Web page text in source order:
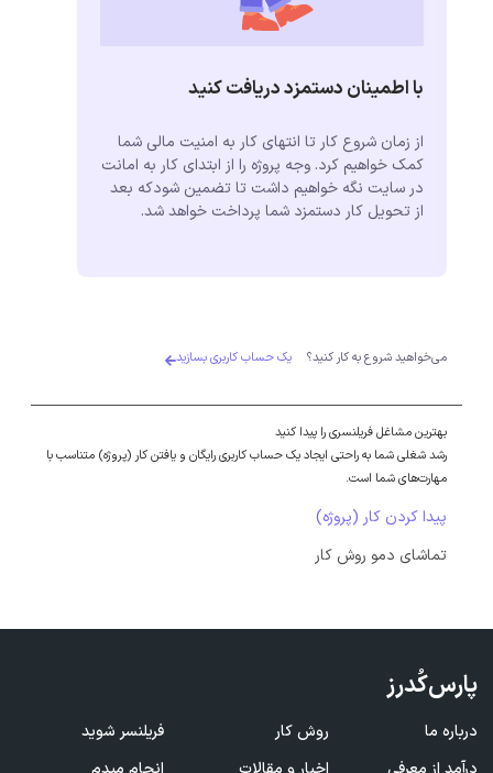
با اطمینان دستمزد دریافت کنید
از زمان شروع کار تا انتهای کار به امنیت مالی شما
کمک خواهیم کرد. وجه پروژه را از ابتدای کار به امانت
در سایت نگه خواهیم داشت تا تضمین شودکه بعد
از تحویل کار دستمزد شما پرداخت خواهد شد.
می‌خواهید شروع به کار کنید؟ یک حساب کاربری بسازید
بهترین مشاغل فریلنسری را پیدا کنید
رشد شغلی شما به راحتی ایجاد یک حساب کاربری رایگان و یافتن کار (پروژه) متناسب با
مهارت‌های شما است.
پیدا کردن کار (پروژه)
تماشای دمو روش کار
پارس‌کُدرز
درباره ما روش کار
فریلنسر شوید